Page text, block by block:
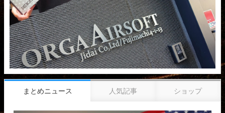
まとめニュース 人気記事 ショップ